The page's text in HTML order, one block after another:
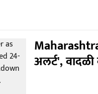
अलर्ट',